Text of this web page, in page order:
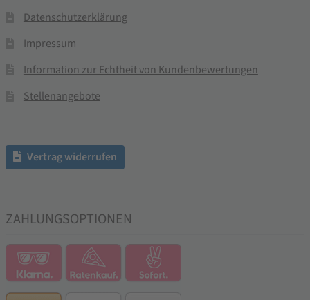
Datenschutzerklärung
Impressum
Information zur Echtheit von Kundenbewertungen
Stellenangebote
Vertrag widerrufen
ZAHLUNGSOPTIONEN